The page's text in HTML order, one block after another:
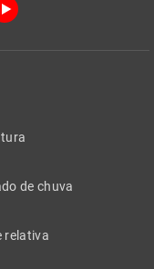
de chuva
relativa